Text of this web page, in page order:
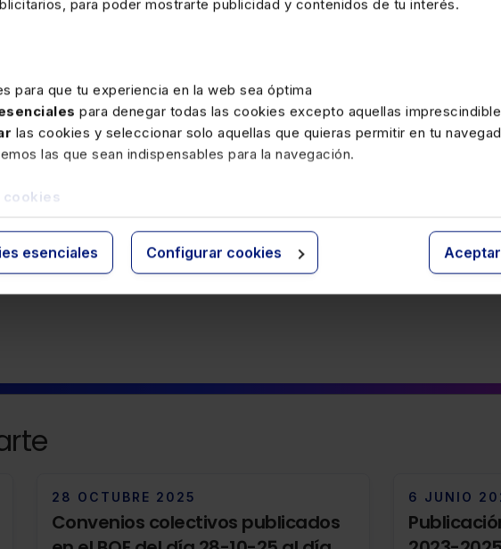
para poder mostrarte publicidad y contenidos de tu interés.
para que tu experiencia en la web sea óptima
para denegar todas las cookies excepto aquellas
las cookies y seleccionar solo aquellas que quieras permitir en tu
las que sean indispensables para la navegación.
cookies
esenciales Configurar cookies
diversas instancias; así como del sistema de recursos e incluye un
Ver memento
28 OCTUBRE 2025
Convenios colectivos publicados
6 JUNIO